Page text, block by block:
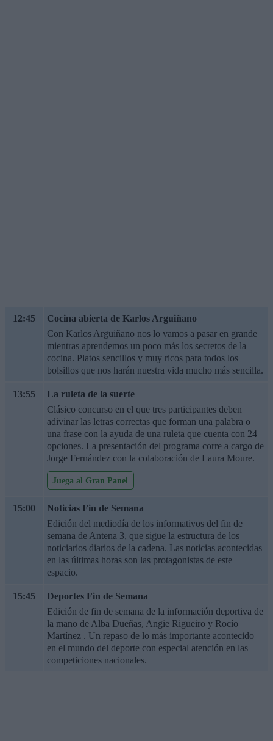
12:45
Cocina abierta de Karlos Arguiñano
Con Karlos Arguiñano nos lo vamos a pasar en grande
mientras aprendemos un poco más los secretos de la
cocina. Platos sencillos y muy ricos para todos los
bolsillos que nos harán nuestra vida mucho más sencilla.
13:55
La ruleta de la suerte
Clásico concurso en el que tres participantes deben
adivinar las letras correctas que forman una palabra o
una frase con la ayuda de una ruleta que cuenta con 24
opciones. La presentación del programa corre a cargo de
Jorge Fernández con la colaboración de Laura Moure.
Juega al Gran Panel
15:00
Noticias Fin de Semana
Edición del mediodía de los informativos del fin de
semana de Antena 3, que sigue la estructura de los
noticiarios diarios de la cadena. Las noticias acontecidas
en las últimas horas son las protagonistas de este
espacio.
15:45
Deportes Fin de Semana
Edición de fin de semana de la información deportiva de
la mano de Alba Dueñas, Angie Rigueiro y Rocío
Martínez . Un repaso de lo más importante acontecido
en el mundo del deporte con especial atención en las
competiciones nacionales.